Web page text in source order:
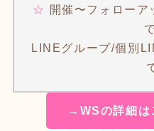
☆
開催〜フォロー
LINEグループ/個別
→WSの詳細は